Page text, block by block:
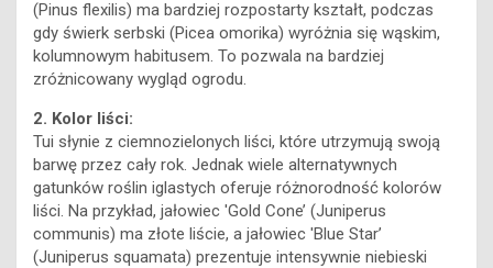
(Pinus flexilis) ma bardziej rozpostarty kształt, podczas
gdy świerk serbski (Picea omorika) wyróżnia się wąskim,
kolumnowym habitusem. To pozwala na bardziej
zróżnicowany wygląd ogrodu.
2. Kolor liści:
Tui słynie z ciemnozielonych liści, które utrzymują swoją
barwę przez cały rok. Jednak wiele alternatywnych
gatunków roślin iglastych oferuje różnorodność kolorów
liści. Na przykład, jałowiec 'Gold Cone’ (Juniperus
communis) ma złote liście, a jałowiec 'Blue Star’
(Juniperus squamata) prezentuje intensywnie niebieski